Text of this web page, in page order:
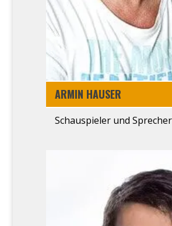
ARMIN HAU­SER
Schau­spie­ler und Spre­cher